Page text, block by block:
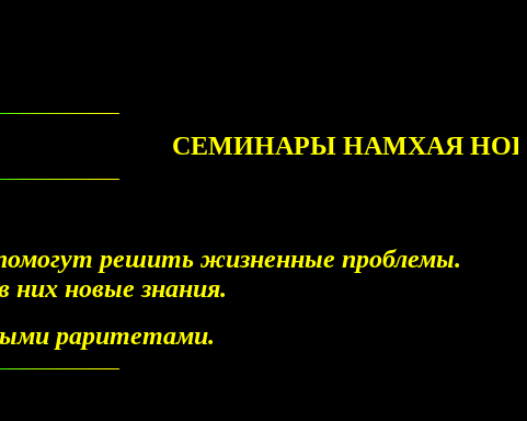
СЕМИНАРЫ НАМХАЯ
решить жизненные проблемы.
новые знания.
раритетами.